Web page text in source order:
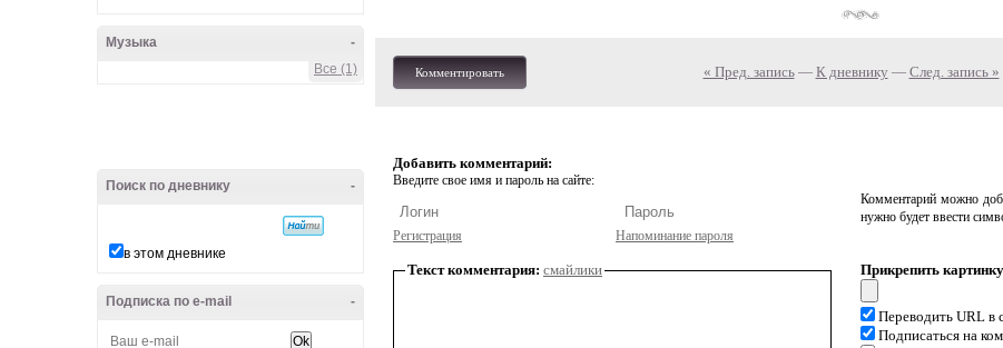
-
Музыка
Все (1)
-
Поиск по дневнику
в этом дневнике
-
Подписка по e-mail
Комментировать « Пред. запись— К дневнику — След. запись »
Добавить комментарий:
Введите свое имя и пароль на сайте:
Регистрация Напоминание пароля
Комментарий можно
нужно будет ввести
Текст комментария: смайлики Прикрепить
Переводить URL в
Подписаться на